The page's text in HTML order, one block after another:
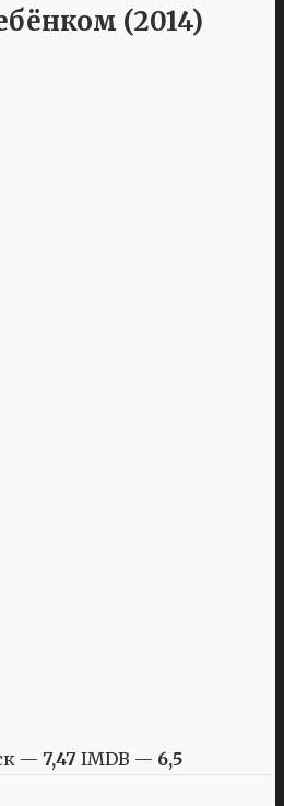
(2014)
— 7,47 IMDB — 6,5